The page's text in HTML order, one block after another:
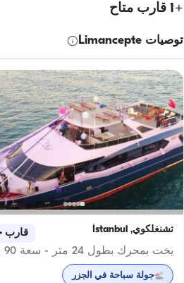
+
1 قارب متاح
توصيات Limancepte
تشنغلكوي, İstanbul قارب
جولة سباحة في الجزر